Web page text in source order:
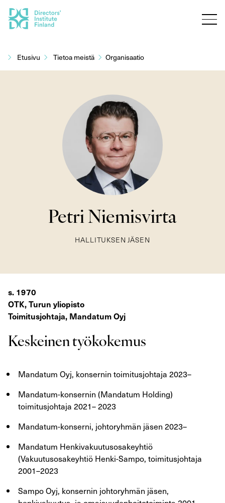
sisältöön
Etusivu Tietoa meistä Organisaatio
Petri Niemisvirta
HALLITUKSEN JÄSEN
s. 1970
OTK, Turun yliopisto
Toimitusjohtaja, Mandatum Oyj
Keskeinen työkokemus
Mandatum Oyj, konsernin toimitusjohtaja 2023–
Mandatum-konsernin (Mandatum Holding)
toimitusjohtaja 2021– 2023
Mandatum-konserni, johtoryhmän jäsen 2023–
Mandatum Henkivakuutusosakeyhtiö
(Vakuutusosakeyhtiö Henki-Sampo, toimitusjohtaja
2001–2023
Sampo Oyj, konsernin johtoryhmän jäsen,